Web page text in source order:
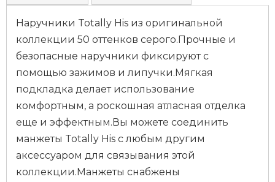
Наручники Totally His из оригинальной
коллекции 50 оттенков серого.Прочные и
безопасные наручники фиксируют с
помощью зажимов и липучки.Мягкая
подкладка делает использование
комфортным, а роскошная атласная отделка
еще и эффектным.Вы можете соединить
манжеты Totally His с любым другим
аксессуаром для связывания этой
коллекции.Манжеты снабжены